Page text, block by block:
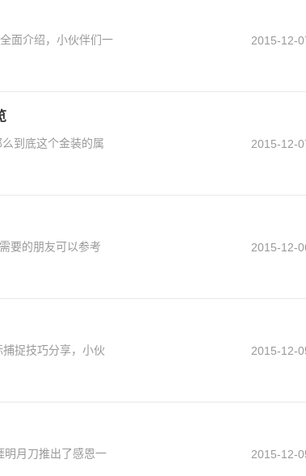
面介绍，小伙伴们一
2015-12-
到底这个金装的属
2015-12-
要的朋友可以参考
2015-12-
捉技巧分享，小伙
2015-12-
明月刀推出了感恩一
2015-12-